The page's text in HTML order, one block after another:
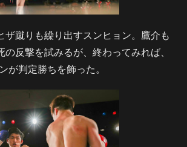
ザ蹴りも繰り出すスンヒョン。鷹介も
の反撃を試みるが、終わってみれば、
が判定勝ちを飾った。